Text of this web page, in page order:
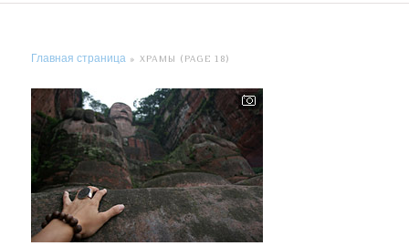
Главная страница » ХРАМЫ (PAGE 18)